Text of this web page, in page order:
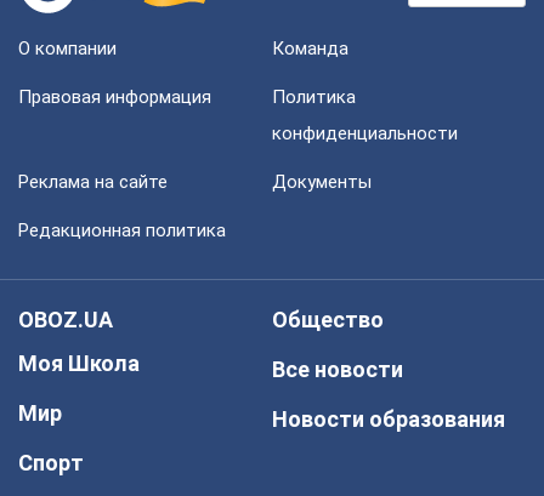
О компании Команда
Правовая информация
Политика
конфиденциальности
Реклама на сайте Документы
Редакционная политика
OBOZ.UA
Моя Школа
Мир
Спорт
Общество
Все новости
Новости образования